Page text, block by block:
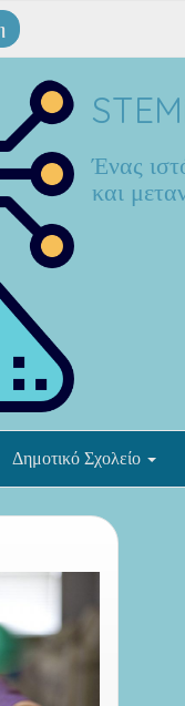
Ένας
και
Δημοτικό Σχολείο